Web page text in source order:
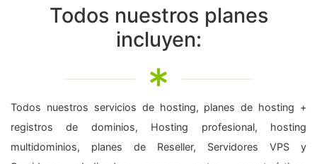
Todos nuestros planes
incluyen:
Todos nuestros servicios de hosting, planes de hosting +
registros de dominios, Hosting profesional, hosting
multidominios, planes de Reseller, Servidores VPS y